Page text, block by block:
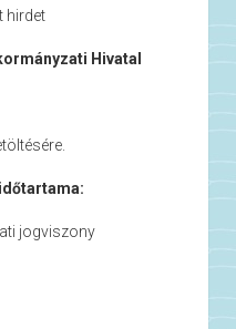
hirdet
Hivatal
jogviszony